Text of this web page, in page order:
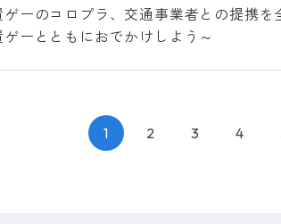
ゲーのコロプラ、交通事業者との提携を
ゲーとともにおでかけしよう～
1 2 3 4